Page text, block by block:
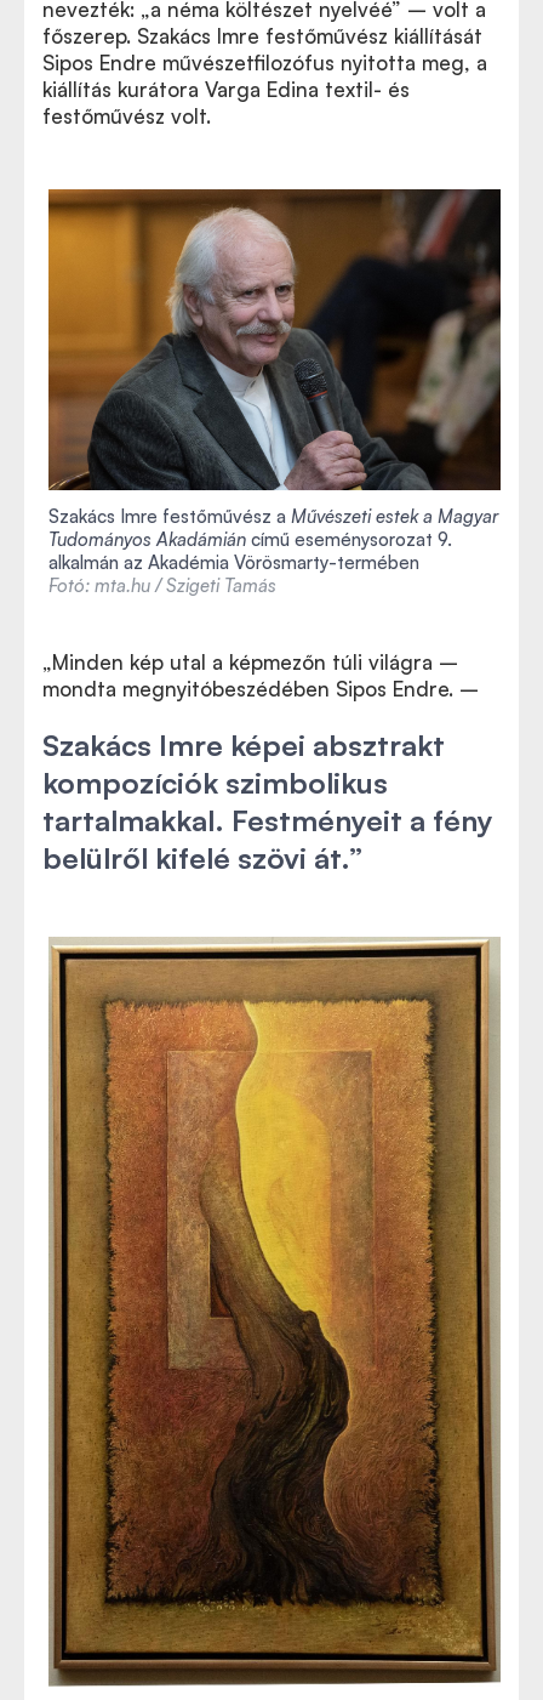
nevezték: „a néma költészet nyelvéé” – volt a
főszerep. Szakács Imre festőművész kiállítását
Sipos Endre művészetfilozófus nyitotta meg, a
kiállítás kurátora Varga Edina textil- és
festőművész volt.
Szakács Imre festőművész a Művészeti estek a Magyar
Tudományos Akadámián című eseménysorozat 9.
alkalmán az Akadémia Vörösmarty-termében
Fotó: mta.hu / Szigeti Tamás
„Minden kép utal a képmezőn túli világra –
mondta megnyitóbeszédében Sipos Endre. –
Szakács Imre képei absztrakt
kompozíciók szimbolikus
tartalmakkal. Festményeit a fény
belülről kifelé szövi át.”